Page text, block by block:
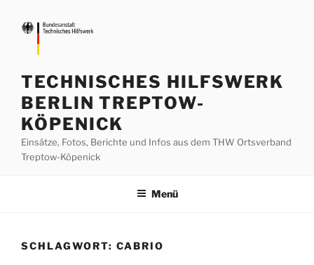
Inhalt
springen
TECHNISCHES HILFSWERK
BERLIN TREPTOW-
KÖPENICK
Einsätze, Fotos, Berichte und Infos aus dem THW Ortsverband
Treptow-Köpenick
Menü
SCHLAGWORT: CABRIO